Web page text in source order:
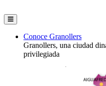
Conoce Granollers
Granollers, una ciudad
privilegiada